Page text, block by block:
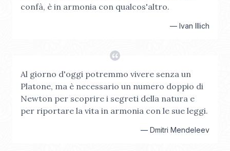
confà, è in armonia con qualcos'altro.
— Ivan Illich
Al giorno d'oggi potremmo vivere senza un
Platone, ma è necessario un numero doppio di
Newton per scoprire i segreti della natura e
per riportare la vita in armonia con le sue leggi.
— Dmitri Mendeleev